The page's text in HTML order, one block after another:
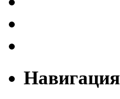
Навигация